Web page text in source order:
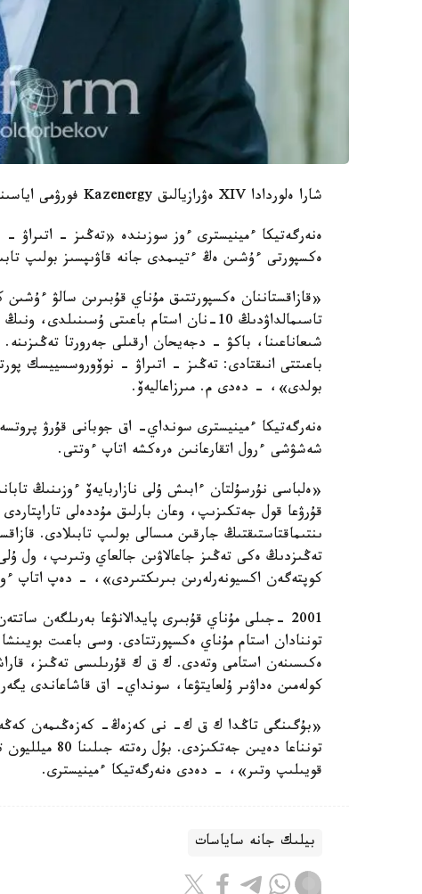
شارا ەلوردادا XIV ەۋرازيالىق Kazenergy فورۋمى اياسىندا وتۋدە، دەپ حابارلايدى قازاقپارات.
ەنەرگەتيكا ءمينيسترى ءوز سوزىندە «تەڭىز - اتىراۋ
ەكسپورتى ءۇشىن ەڭ ءتيىمدى جانە قاۋىپسىز بولىپ
«قازاقستاننان ەكسپورتتىق مۇناي قۇبىرىن سالۋ ءۇشىن
تاسىمالداۋدىڭ 10-نان استام باعىتى
شىعاناعىنا، باكۋ - دجەيحان ارقىلى جەرورتا
باعىتتى انىقتادى: تەڭىز - اتىراۋ - نوۆوروسسييسك
بولدى»، - دەدى م. مىرزاعاليەۆ.
ەنەرگەتيكا ءمينيسترى سونداي- اق جوبانى قۇرۋ
شەشۋشى ءرول اتقارعانىن ەرەكشە اتاپ ءوتتى.
«ەلباسى نۇرسۇلتان ءابىش ۇلى نازاربايەۆ ءوزىنىڭ
قۇرۋعا قول جەتكىزىپ، وعان بارلىق مۇددەلى
ىنتىماقتاستىقتىڭ جارقىن مىسالى بولىپ تابىلادى.
تەڭىزدىڭ ەكى تەڭىز جاعالاۋىن جالعاي وتىرىپ، ول
كوپتەگەن اكسيونەرلەرىن بىرىكتىردى»، - دەپ اتاپ
توننادان استام مۇناي ەكسپورتتادى. وسى باعىت
ەكىسىنەن استامى وتەدى. ك ق ك قۇرىلىسى تەڭىز،
كولەمىن ەداۋىر ۇلعايتۋعا، سونداي- اق قاشاعاندى
تونناعا
قويىلىپ وتىر»، - دەدى ەنەرگەتيكا ءمينيسترى.
بيلىك جانە ساياسات